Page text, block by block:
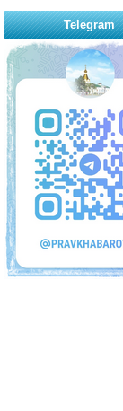
Telegram